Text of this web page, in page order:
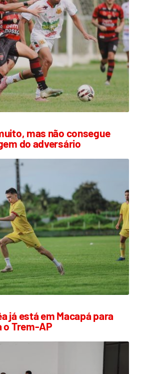
mas não consegue
do adversário
já está em Macapá para
o Trem-AP